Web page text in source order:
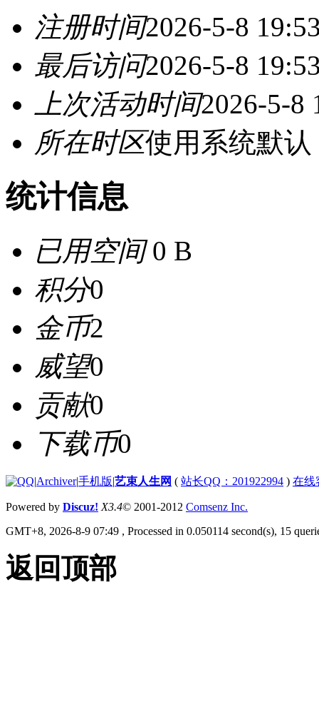
注册时间2026-5-8
最后访问2026-5-8
上次活动时间2026-5-8
所在时区使用系统默认
统计信息
已用空间0 B
积分0
金币2
威望0
贡献0
下载币0
|Archiver|手机版|艺束人生网 ( 站长QQ：201922994 ) 在线
Powered by Discuz! X3.4© 2001-2012 Comsenz Inc.
GMT+8, 2026-8-9 07:49 , Processed in 0.050114 second(s), 15
返回顶部